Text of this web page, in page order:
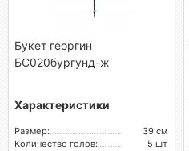
Букет георгин
БС020бургунд-ж
Характеристики
Размер:
39 см
Количество голов:
5 шт